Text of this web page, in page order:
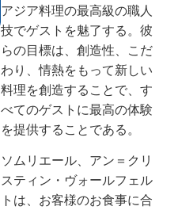
アジア料理の最高級の職人
技でゲストを魅了する。彼
らの目標は、創造性、こだ
わり、情熱をもって新しい
料理を創造することで、す
べてのゲストに最高の体験
を提供することである。
ソムリエール、アン＝クリ
スティン・ヴォールフェル
トは、お客様のお食事に合